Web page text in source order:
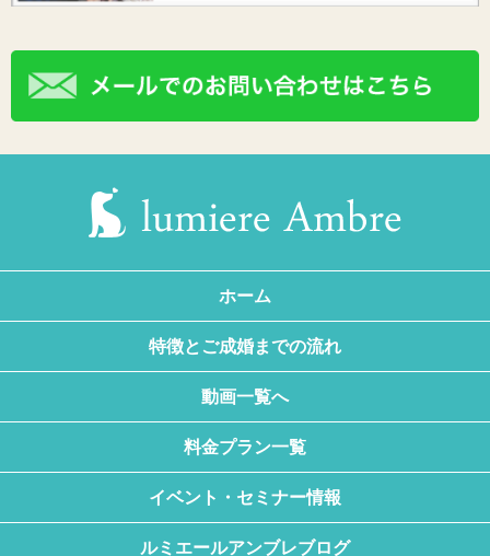
ホーム
特徴とご成婚までの流れ
動画一覧へ
料金プラン一覧
イベント・セミナー情報
ルミエールアンブレブログ